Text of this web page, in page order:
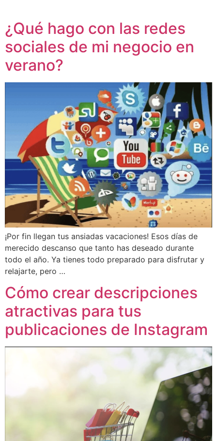
¿Qué hago con las redes
sociales de mi negocio en
verano?
¡Por fin llegan tus ansiadas vacaciones! Esos días de
merecido descanso que tanto has deseado durante
todo el año. Ya tienes todo preparado para disfrutar y
relajarte, pero …
Cómo crear descripciones
atractivas para tus
publicaciones de Instagram